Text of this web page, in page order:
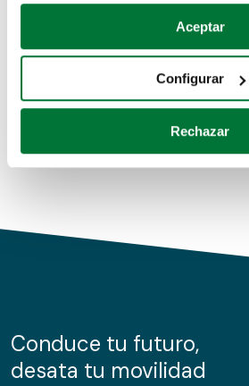
Si lo permite, también quisiéramos:
Recopilar información sobre su
Identificar su dispositivo
para buscar características
Obtenga más información sobre
de cookies.
información sobre el uso que haga
nuestros partners de redes
Aceptar
Configurar
Rechazar
Coches de segunda mano
Coches de km0
Conduce tu futuro,
desata tu movilidad